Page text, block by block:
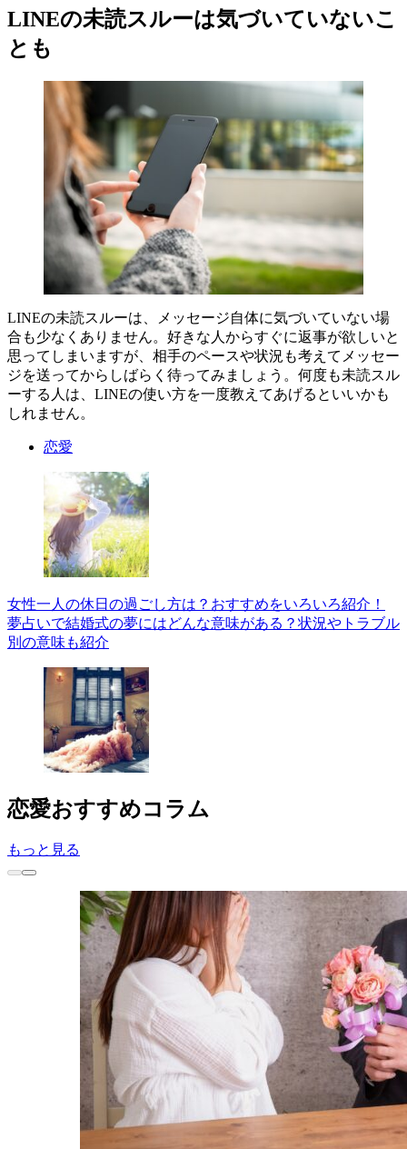
LINEの未読スルーは気づいていないこ
とも
LINEの未読スルーは、メッセージ自体に気づいていない場
合も少なくありません。好きな人からすぐに返事が欲しいと
思ってしまいますが、相手のペースや状況も考えてメッセー
ジを送ってからしばらく待ってみましょう。何度も未読スル
ーする人は、LINEの使い方を一度教えてあげるといいかも
しれません。
恋愛
女性一人の休日の過ごし方は？おすすめをいろいろ紹介！
夢占いで結婚式の夢にはどんな意味がある？状況やトラブル
別の意味も紹介
恋愛おすすめコラム
もっと見る